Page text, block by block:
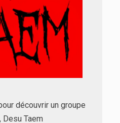
découvrir un groupe
Taem